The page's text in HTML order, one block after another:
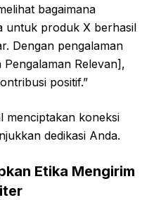
bagaimana
untuk produk X berhasil
Dengan pengalaman
Relevan],
positif.”
menciptakan koneksi
dedikasi Anda.
Etika Mengirim